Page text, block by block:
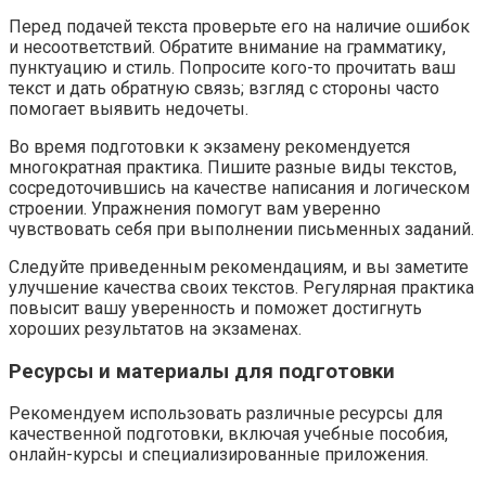
Перед подачей текста проверьте его на наличие ошибок
и несоответствий. Обратите внимание на грамматику,
пунктуацию и стиль. Попросите кого-то прочитать ваш
текст и дать обратную связь; взгляд с стороны часто
помогает выявить недочеты.
Во время подготовки к экзамену рекомендуется
многократная практика. Пишите разные виды текстов,
сосредоточившись на качестве написания и логическом
строении. Упражнения помогут вам уверенно
чувствовать себя при выполнении письменных заданий.
Следуйте приведенным рекомендациям, и вы заметите
улучшение качества своих текстов. Регулярная практика
повысит вашу уверенность и поможет достигнуть
хороших результатов на экзаменах.
Ресурсы и материалы для подготовки
Рекомендуем использовать различные ресурсы для
качественной подготовки, включая учебные пособия,
онлайн-курсы и специализированные приложения.